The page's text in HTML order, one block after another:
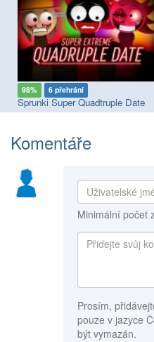
98% 6 přehrání
Sprunki Super Quadtruple Date
Komentáře
Minimální počet
Prosím,
pouze v jazyce
být vymazán.